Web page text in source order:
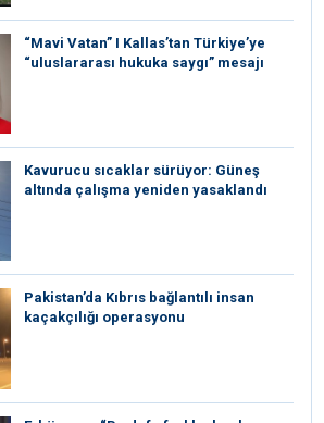
“Mavi Vatan” I Kallas’tan Türkiye’ye
“uluslararası hukuka saygı” mesajı
Kavurucu sıcaklar sürüyor: Güneş
altında çalışma yeniden yasaklandı
Pakistan’da Kıbrıs bağlantılı insan
kaçakçılığı operasyonu